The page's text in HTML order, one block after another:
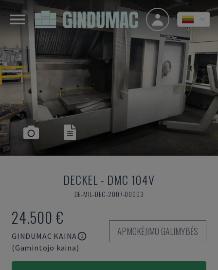
DECKEL - DMC 104V
DE-MIL-DEC-2007-00003
24.500 €
GINDUMAC KAINA
(Gamintojo kaina)
APMOKĖJIMO GALIMYBĖS